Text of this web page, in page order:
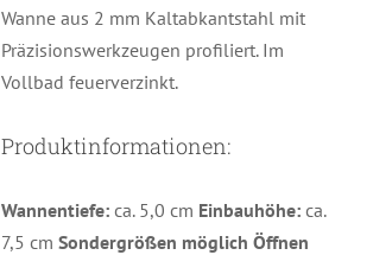
Wanne aus 2 mm Kaltabkantstahl mit
Präzisionswerkzeugen profiliert. Im
Vollbad feuerverzinkt.
Produktinformationen:
Wannentiefe:ca. 5,0 cm Einbauhöhe:ca.
7,5 cm Sondergrößen möglich Öffnen